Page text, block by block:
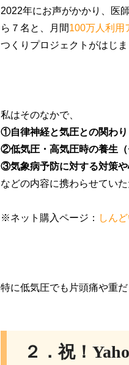
2022年にお声がかかり、医
ら７名と、月間100万人利用
つくりプロジェクトがはじま
私はそのなかで、
①自律神経と気圧との関わり
②低気圧・高気圧時の養生（
③気象病予防に対する対策や
などの内容に携わらせてい
※ネット購入ページ： しん
特に低気圧でも片頭痛や重
２．祝！